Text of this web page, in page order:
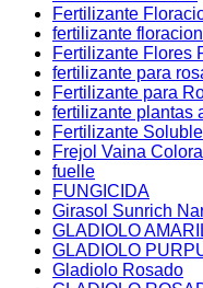
Fertilizante
fertilizante
Fertilizante Flores
fertilizante para
Fertilizante para
fertilizante plantas
Fertilizante Soluble
Frejol Vaina
fuelle
FUNGICIDA
Girasol Sunrich
GLADIOLO
GLADIOLO
Gladiolo Rosado